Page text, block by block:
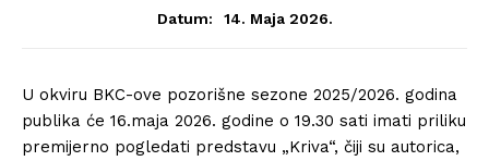
Datum: 14. Maja 2026.
U okviru BKC-ove pozorišne sezone 2025/2026. godina
publika će 16.maja 2026. godine o 19.30 sati imati priliku
premijerno pogledati predstavu „Kriva“, čiji su autorica,